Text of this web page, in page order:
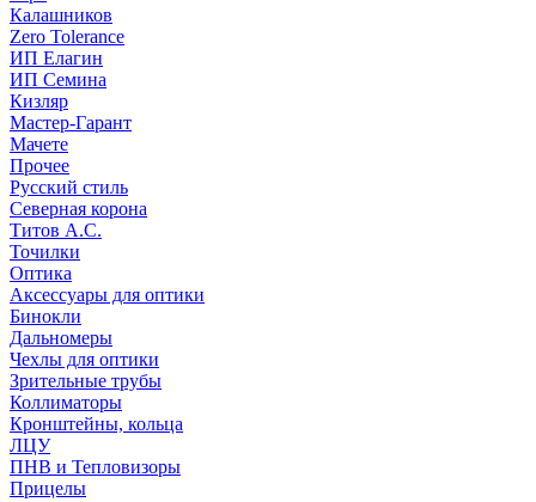
Калашников
Zero Tolerance
ИП Елагин
ИП Семина
Кизляр
Мастер-Гарант
Мачете
Прочее
Русский стиль
Северная корона
Титов А.С.
Точилки
Оптика
Аксессуары для оптики
Бинокли
Дальномеры
Чехлы для оптики
Зрительные трубы
Коллиматоры
Кронштейны, кольца
ЛЦУ
ПНВ и Тепловизоры
Прицелы